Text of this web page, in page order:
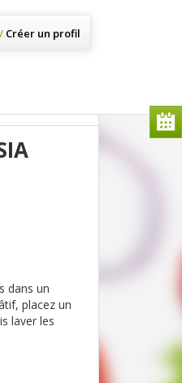
/ Créer un profil
dans un
placez un
laver les